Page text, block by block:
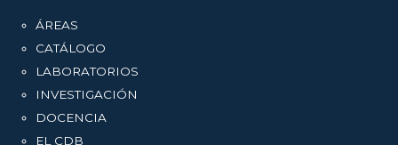
ÁREAS
CATÁLOGO
LABORATORIOS
INVESTIGACIÓN
DOCENCIA
EL CDB